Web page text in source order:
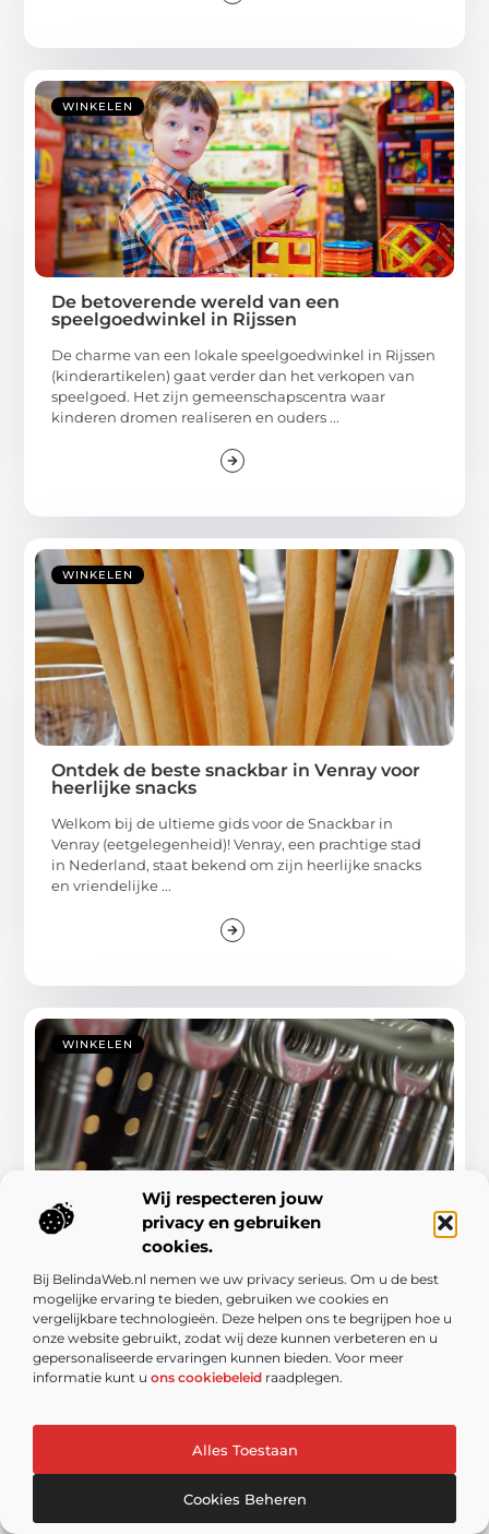
Wij respecteren jouw
privacy en gebruiken
cookies.
Bij BelindaWeb.nl nemen we uw privacy serieus. Om u de best
mogelijke ervaring te bieden, gebruiken we cookies en
vergelijkbare technologieën. Deze helpen ons te begrijpen hoe u
onze website gebruikt, zodat wij deze kunnen verbeteren en u
gepersonaliseerde ervaringen kunnen bieden. Voor meer
informatie kunt u ons cookiebeleid raadplegen.
Alles Toestaan
Cookies Beheren
WINKELEN
De betoverende wereld van een
speelgoedwinkel in Rijssen
De charme van een lokale speelgoedwinkel in Rijssen
(kinderartikelen) gaat verder dan het verkopen van
speelgoed. Het zijn gemeenschapscentra waar
kinderen dromen realiseren en ouders ...
WINKELEN
Ontdek de beste snackbar in Venray voor
heerlijke snacks
Welkom bij de ultieme gids voor de Snackbar in
Venray (eetgelegenheid)! Venray, een prachtige stad
in Nederland, staat bekend om zijn heerlijke snacks
en vriendelijke ...
WINKELEN
Uw gids voor slotenmaker in Meppel
Een betrouwbare slotenmaker is van onschatbare
waarde voor elke huiseigenaar, bedrijfseigenaar of
lokale bewoner. In slotenmaker in Meppel (lees het
volledige artikel) vindt u de beste oplossingen ...